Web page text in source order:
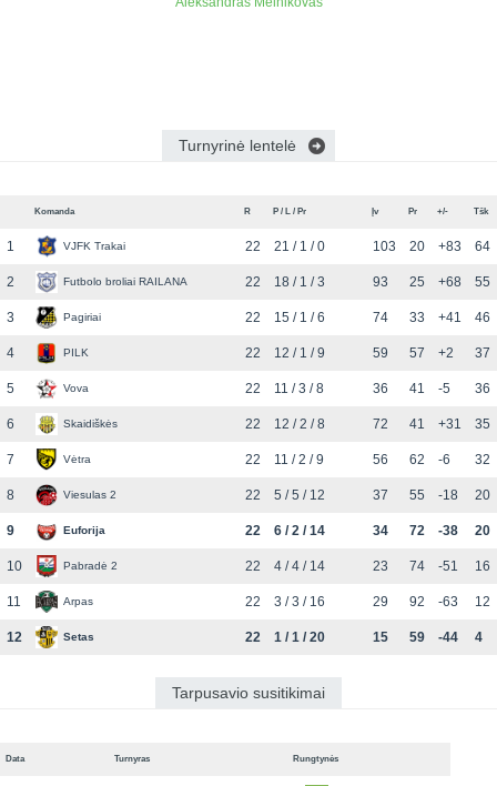
Turnyrinė lentelė
Komanda R P / L / Pr Įv Pr +/- Tšk
1 VJFK Trakai 22 21 / 1 / 0 103 20 +83 64
2 Futbolo broliai RAILANA 22 18 / 1 / 3 93 25 +68 55
3 Pagiriai 22 15 / 1 / 6 74 33 +41 46
4 PILK 22 12 / 1 / 9 59 57 +2 37
5 Vova 22 11 / 3 / 8 36 41 -5 36
6 Skaidiškės 22 12 / 2 / 8 72 41 +31 35
7 Vėtra 22 11 / 2 / 9 56 62 -6 32
8 Viesulas 2 22 5 / 5 / 12 37 55 -18 20
9 Euforija 22 6 / 2 / 14 34 72 -38 20
10 Pabradė 2 22 4 / 4 / 14 23 74 -51 16
11 Arpas 22 3 / 3 / 16 29 92 -63 12
12 Setas 22 1 / 1 / 20 15 59 -44 4
Tarpusavio susitikimai
Data Turnyras Rungtynės